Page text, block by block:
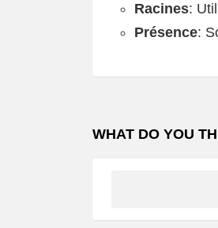
Racines:
Présence:
WHAT DO YOU